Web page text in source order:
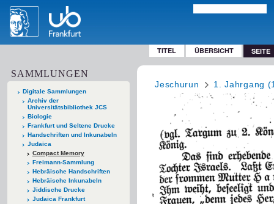
TITEL ÜBERSICHT SEITE
SAMMLUNGEN
Digitale Sammlungen
Archiv der
Universitätsbibliothek JCS
Biologie
Frankfurt und Seltene Drucke
Handschriften und Inkunabeln
Judaica
Compact Memory
Freimann-Sammlung
Hebräische Handschriften
Hebräische Inkunabeln
Jiddische Drucke
Judaica Frankfurt
Jeschurun 1. Jahrgang